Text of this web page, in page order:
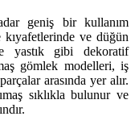
geniş bir kullanım
kıyafetlerinde ve düğün
yastık gibi dekoratif
gömlek modelleri, iş
arasında yer alır.
sıklıkla bulunur ve